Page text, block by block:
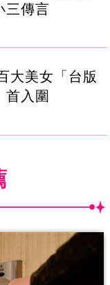
三傳言
大美女「台版
首入圍